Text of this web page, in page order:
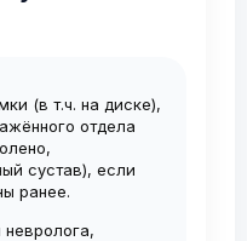
купируется
лет. Для
курсы
не чаще
приём
(в т.ч. на диске),
отдела
сустав), если
ранее.
невролога,